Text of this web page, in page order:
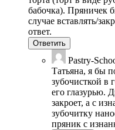
бабочка). Пряничек
случае вставлять/
ответ.
Ответить
Pastry-
Татьяна, я бы
зубочисткой в
его глазурью.
закроет, а с
зубочитку
пряник с